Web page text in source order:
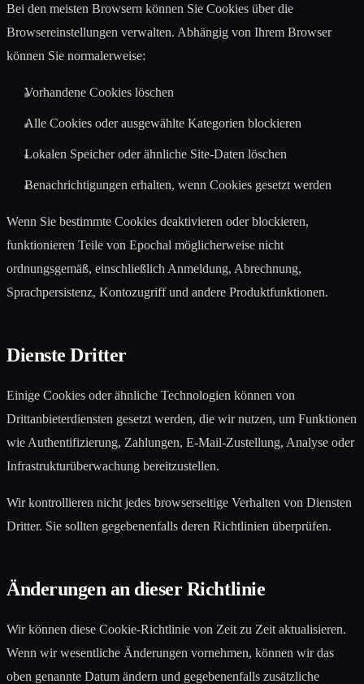
Bei den meisten Browsern können Sie Cookies über die
Browsereinstellungen verwalten. Abhängig von Ihrem Browser
können Sie normalerweise:
Vorhandene Cookies löschen
Alle Cookies oder ausgewählte Kategorien blockieren
Lokalen Speicher oder ähnliche Site-Daten löschen
Benachrichtigungen erhalten, wenn Cookies gesetzt werden
Wenn Sie bestimmte Cookies deaktivieren oder blockieren,
funktionieren Teile von Epochal möglicherweise nicht
ordnungsgemäß, einschließlich Anmeldung, Abrechnung,
Sprachpersistenz, Kontozugriff und andere Produktfunktionen.
Dienste Dritter
Einige Cookies oder ähnliche Technologien können von
Drittanbieterdiensten gesetzt werden, die wir nutzen, um Funktionen
wie Authentifizierung, Zahlungen, E-Mail-Zustellung, Analyse oder
Infrastrukturüberwachung bereitzustellen.
Wir kontrollieren nicht jedes browserseitige Verhalten von Diensten
Dritter. Sie sollten gegebenenfalls deren Richtlinien überprüfen.
Änderungen an dieser Richtlinie
Wir können diese Cookie-Richtlinie von Zeit zu Zeit aktualisieren.
Wenn wir wesentliche Änderungen vornehmen, können wir das
oben genannte Datum ändern und gegebenenfalls zusätzliche